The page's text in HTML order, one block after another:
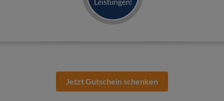
Jetzt Gutschein schenken